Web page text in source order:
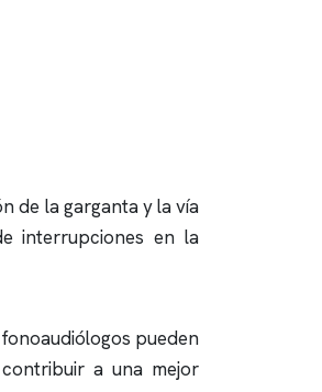
de la garganta y la vía
interrupciones en la
pueden
a una mejor